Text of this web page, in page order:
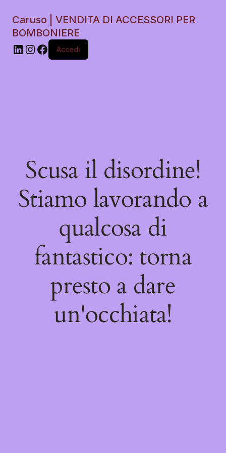
Caruso | VENDITA DI ACCESSORI PER
BOMBONIERE
Accedi
Scusa il disordine!
Stiamo lavorando a
qualcosa di
fantastico: torna
presto a dare
un'occhiata!